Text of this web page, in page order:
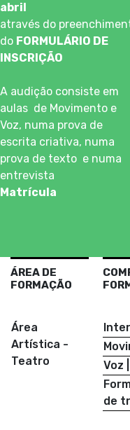
abril
através do
do FORMULÁRIO DE
INSCRIÇÃO
A audição consiste em
aulas de Movimento e
Voz, numa prova de
escrita criativa, numa
prova de texto e numa
entrevista
Matrícula
ÁREA DE
FORMAÇÃO
Área
Artística -
Teatro
Voz
de